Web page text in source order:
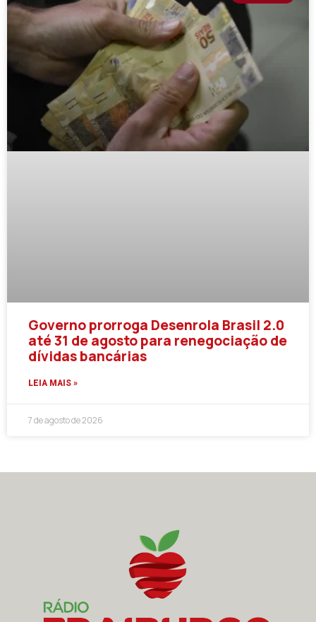
Governo prorroga Desenrola Brasil 2.0
até 31 de agosto para renegociação de
dívidas bancárias
LEIA MAIS »
7 de agosto de 2026